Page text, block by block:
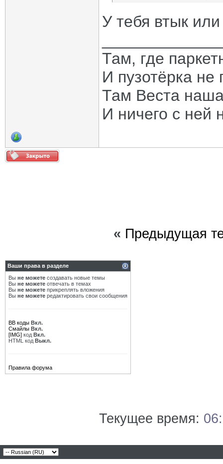
У тебя втык
Там, где
И пузотёрка не
Там Веста
И ничего с ней
« Предыдущая
Ваши права в разделе
Вы не можете создавать новые темы
Вы не можете отвечать в темах
Вы не можете прикреплять вложения
Вы не можете редактировать свои сообщения
BB коды Вкл.
Смайлы Вкл.
[IMG] код Вкл.
HTML код Выкл.
Правила форума
Текущее время: